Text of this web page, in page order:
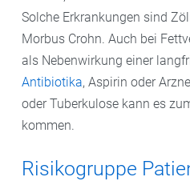
Solche Erkrankungen sind
Morbus Crohn. Auch bei
als Nebenwirkung einer
Antibiotika, Aspirin oder
oder Tuberkulose kann es
kommen.
Risikogruppe